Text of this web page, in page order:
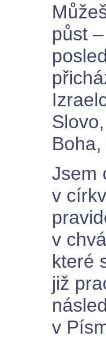
půst
Jsem
v
v
které
již
v